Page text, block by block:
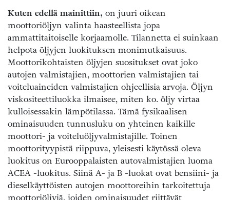
Kuten edellä mainittiin, on juuri oikean
moottoriöljyn valinta haasteellista jopa
ammattitaitoiselle korjaamolle. Tilannetta ei suinkaan
helpota öljyjen luokituksen monimutkaisuus.
Moottorikohtaisten öljyjen suositukset ovat joko
autojen valmistajien, moottorien valmistajien tai
voiteluaineiden valmistajien ohjeellisia arvoja. Öljyn
viskositeettiluokka ilmaisee, miten ko. öljy virtaa
kulloisessakin lämpötilassa. Tämä fysikaalisen
ominaisuuden tunnusluku on yhteinen kaikille
moottori- ja voiteluöljyvalmistajille. Toinen
moottorityypistä riippuva, yleisesti käytössä oleva
luokitus on Eurooppalaisten autovalmistajien luoma
ACEA -luokitus. Siinä A- ja B -luokat ovat bensiini- ja
dieselkäyttöisten autojen moottoreihin tarkoitettuja